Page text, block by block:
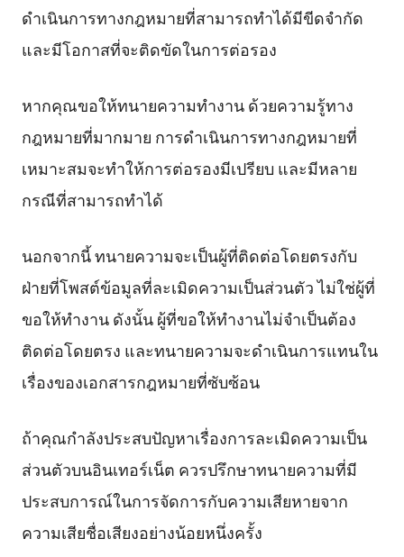
ดำเนินการทางกฎหมายที่สามารถทำได้มีขีดจำกัด
และมีโอกาสที่จะติดขัดในการต่อรอง
หากคุณขอให้ทนายความทำงาน ด้วยความรู้ทาง
กฎหมายที่มากมาย การดำเนินการทางกฎหมายที่
เหมาะสมจะทำให้การต่อรองมีเปรียบ และมีหลาย
กรณีที่สามารถทำได้
นอกจากนี้ ทนายความจะเป็นผู้ที่ติดต่อโดยตรงกับ
ฝ่ายที่โพสต์ข้อมูลที่ละเมิดความเป็นส่วนตัว ไม่ใช่ผู้ที่
ขอให้ทำงาน ดังนั้น ผู้ที่ขอให้ทำงานไม่จำเป็นต้อง
ติดต่อโดยตรง และทนายความจะดำเนินการแทนใน
เรื่องของเอกสารกฎหมายที่ซับซ้อน
ถ้าคุณกำลังประสบปัญหาเรื่องการละเมิดความเป็น
ส่วนตัวบนอินเทอร์เน็ต ควรปรึกษาทนายความที่มี
ประสบการณ์ในการจัดการกับความเสียหายจาก
ความเสียชื่อเสียงอย่างน้อยหนึ่งครั้ง